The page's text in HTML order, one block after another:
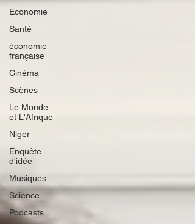
Economie
Santé
économie
française
Cinéma
Scènes
Le Monde
et L'Afrique
Niger
Enquête
d'idée
Musiques
Science
Podcasts